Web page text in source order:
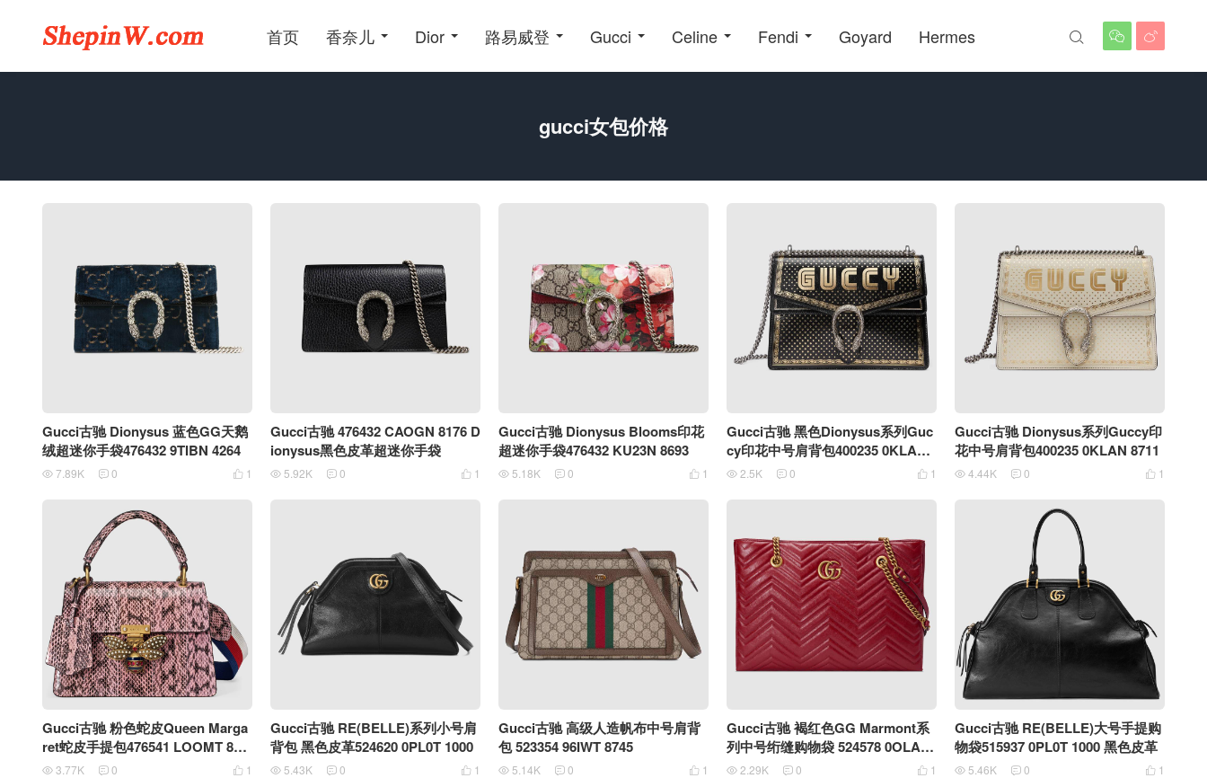
首页 香奈儿 Dior 路易威登 Gucci Celine Fendi Goyard Hermes  

gucci女包价格
Gucci古驰 Dionysus 蓝色GG天鹅
绒超迷你手袋476432 9TIBN 4264
 1
 7.89K  0
Gucci古驰 476432 CAOGN 8176 D
ionysus黑色皮革超迷你手袋
 1
 5.92K  0
Gucci古驰 Dionysus Blooms印花
超迷你手袋476432 KU23N 8693
 1
 5.18K  0
Gucci古驰 黑色Dionysus系列Guc
cy印花中号肩背包400235 0KLAN
1055
 1
 2.5K  0
Gucci古驰 Dionysus系列Guccy印
花中号肩背包400235 0KLAN 8711
 1
 4.44K  0
Gucci古驰 粉色蛇皮Queen Marga
ret蛇皮手提包476541 LOOMT 800
8
 1
 3.77K  0
Gucci古驰 RE(BELLE)系列小号肩
背包 黑色皮革524620 0PL0T 1000
 1
 5.43K  0
Gucci古驰 高级人造帆布中号肩背
包 523354 96IWT 8745
 1
 5.14K  0
Gucci古驰 褐红色GG Marmont系
列中号绗缝购物袋 524578 0OLAT
6438
 1
 2.29K  0
Gucci古驰 RE(BELLE)大号手提购
物袋515937 0PL0T 1000 黑色皮革
 1
 5.46K  0